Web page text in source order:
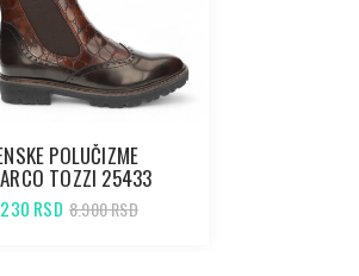
POLUČIZME
TOZZI 25433
STR. COMB
RSD 8.900 RSD